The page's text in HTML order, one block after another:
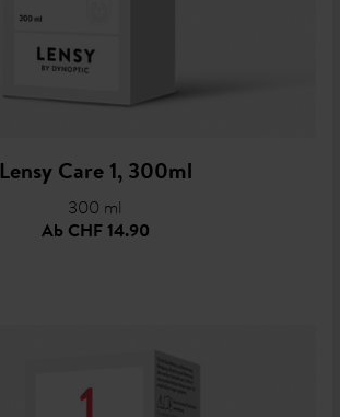
Lensy Care 1, 300ml
300 ml
AbCHF 14.90